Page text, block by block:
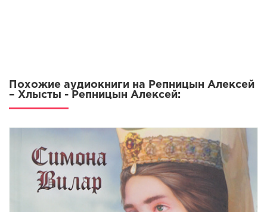
Похожие аудиокниги на Репницын Алексей
– Хлысты - Репницын Алексей: